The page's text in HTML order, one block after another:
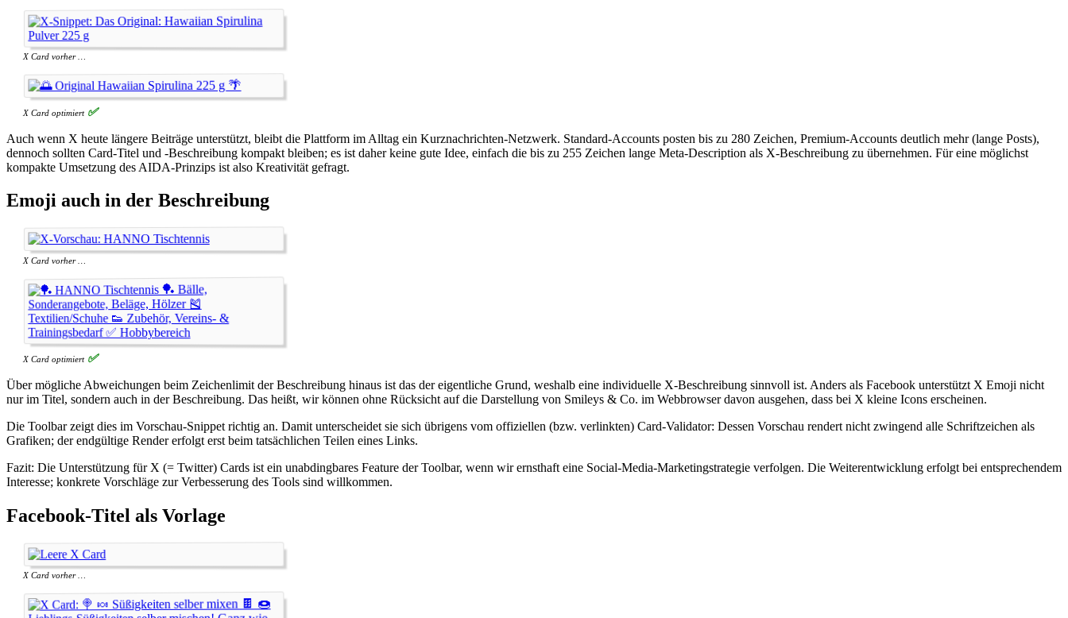
X Card vorher …
X Card optimiert
Auch wenn X heute längere Beiträge unterstützt, bleibt die Plattform im Alltag ein Kurznachrichten-Netzwerk. Standard-Accounts posten bis zu 280 Zeichen, Premium-Accounts deutlich mehr (lange Posts),
dennoch sollten Card-Titel und -Beschreibung kompakt bleiben; es ist daher keine gute Idee, einfach die bis zu 255 Zeichen lange Meta-Description als X-Beschreibung zu übernehmen. Für eine möglichst
kompakte Umsetzung des AIDA-Prinzips ist also Kreativität gefragt.
Emoji auch in der Beschreibung
X Card vorher …
X Card optimiert
Über mögliche Abweichungen beim Zeichenlimit der Beschreibung hinaus ist das der eigentliche Grund, weshalb eine individuelle X-Beschreibung sinnvoll ist. Anders als Facebook unterstützt X Emoji nicht
nur im Titel, sondern auch in der Beschreibung. Das heißt, wir können ohne Rücksicht auf die Darstellung von Smileys & Co. im Webbrowser davon ausgehen, dass bei X kleine Icons erscheinen.
Die Toolbar zeigt dies im Vorschau-Snippet richtig an. Damit unterscheidet sie sich übrigens vom offiziellen (bzw. verlinkten) Card-Validator: Dessen Vorschau rendert nicht zwingend alle Schriftzeichen als
Grafiken; der endgültige Render erfolgt erst beim tatsächlichen Teilen eines Links.
Fazit: Die Unterstützung für X (= Twitter) Cards ist ein unabdingbares Feature der Toolbar, wenn wir ernsthaft eine Social-Media-Marketingstrategie verfolgen. Die Weiterentwicklung erfolgt bei entsprechendem
Interesse; konkrete Vorschläge zur Verbesserung des Tools sind willkommen.
Facebook-Titel als Vorlage
X Card vorher …